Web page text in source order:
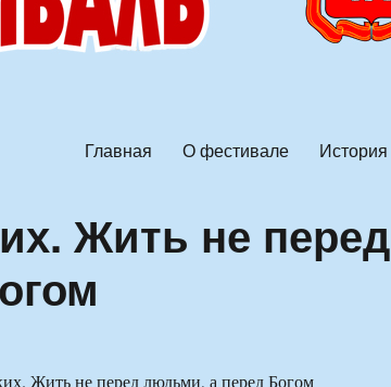
Главная О фестивале История
Жить не перед